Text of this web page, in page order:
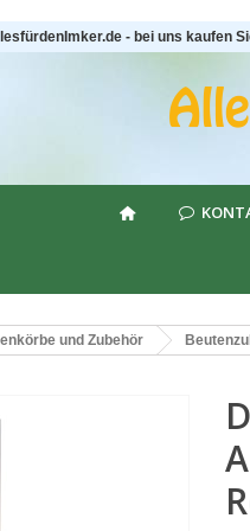
- bei uns kaufen
und Zubehör